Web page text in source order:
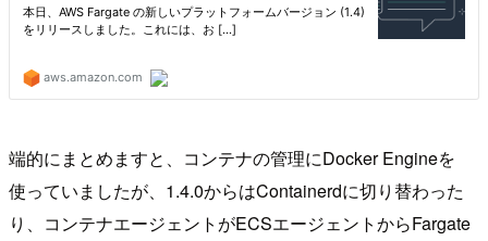
端的にまとめますと、コンテナの管理にDocker Engineを
使っていましたが、1.4.0からはContainerdに切り替わった
り、コンテナエージェントがECSエージェントからFargate